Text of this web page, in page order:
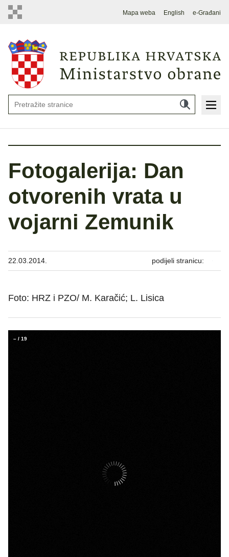
Mapa weba English e-Građani
Fotogalerija: Dan
otvorenih vrata u
vojarni Zemunik
22.03.2014. podijeli stranicu:
Foto: HRZ i PZO/ M. Karačić; L. Lisica
– / 19